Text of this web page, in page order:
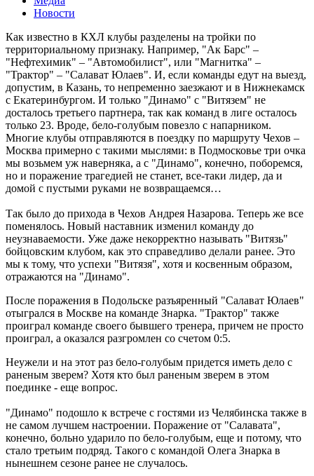
Новости
Как известно в КХЛ клубы разделены на тройки по
территориальному признаку. Например, "Ак Барс" –
"Нефтехимик" – "Автомобилист", или "Магнитка" –
"Трактор" – "Салават Юлаев". И, если команды едут на выезд,
допустим, в Казань, то непременно заезжают и в Нижнекамск
с Екатеринбургом. И только "Динамо" с "Витязем" не
досталось третьего партнера, так как команд в лиге осталось
только 23. Вроде, бело-голубым повезло с напарником.
Многие клубы отправляются в поездку по маршруту Чехов –
Москва примерно с такими мыслями: в Подмосковье три очка
мы возьмем уж наверняка, а с "Динамо", конечно, поборемся,
но и поражение трагедией не станет, все-таки лидер, да и
домой с пустыми руками не возвращаемся…
Так было до прихода в Чехов Андрея Назарова. Теперь же все
поменялось. Новый наставник изменил команду до
неузнаваемости. Уже даже некорректно называть "Витязь"
бойцовским клубом, как это справедливо делали ранее. Это
мы к тому, что успехи "Витязя", хотя и косвенным образом,
отражаются на "Динамо".
После поражения в Подольске разъяренный "Салават Юлаев"
отыгрался в Москве на команде Знарка. "Трактор" также
проиграл команде своего бывшего тренера, причем не просто
проиграл, а оказался разгромлен со счетом 0:5.
Неужели и на этот раз бело-голубым придется иметь дело с
раненым зверем? Хотя кто был раненым зверем в этом
поединке - еще вопрос.
"Динамо" подошло к встрече с гостями из Челябинска также в
не самом лучшем настроении. Поражение от "Салавата",
конечно, больно ударило по бело-голубым, еще и потому, что
стало третьим подряд. Такого с командой Олега Знарка в
нынешнем сезоне ранее не случалось.